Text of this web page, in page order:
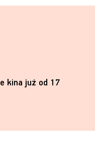
kina już od 17